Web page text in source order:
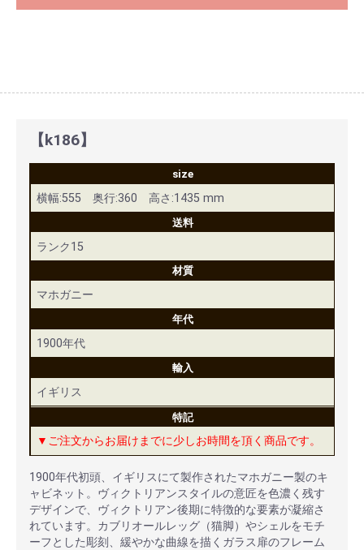
【k186】
size
横幅:555 奥行:360 高さ:1435 mm
送料
ランク15
材質
マホガニー
年代
1900年代
輸入
イギリス
特記
▼ご注文からお届けまでに少しお時間を頂く商品です。
1900年代初頭、イギリスにて製作されたマホガニー製のキ
ャビネット。ヴィクトリアンスタイルの意匠を色濃く残す
デザインで、ヴィクトリアン後期に特徴的な要素が凝縮さ
れています。カブリオールレッグ（猫脚）やシェルをモチ
ーフとした彫刻、緩やかな曲線を描くガラス扉のフレーム